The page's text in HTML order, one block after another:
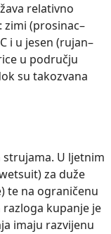
relativno
(prosinac–
i u jesen (rujan–
u području
su takozvana
U ljetnim
za duže
te na ograničenu
kupanje je
imaju razvijenu